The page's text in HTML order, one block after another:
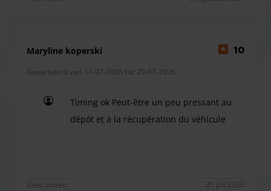
Maryline koperski 10
Geparkeerd van 17-07-2026 tot 29-07-2026
Timing ok Peut-être un peu pressant au
dépôt et à la récupération du véhicule
Valet buiten 31 juli 2026